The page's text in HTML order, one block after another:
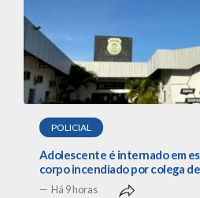
POLICIAL
Adolescente é internado em
corpo incendiado por colega
Há 9 horas